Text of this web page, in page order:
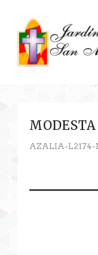
AZALIA-L2174-